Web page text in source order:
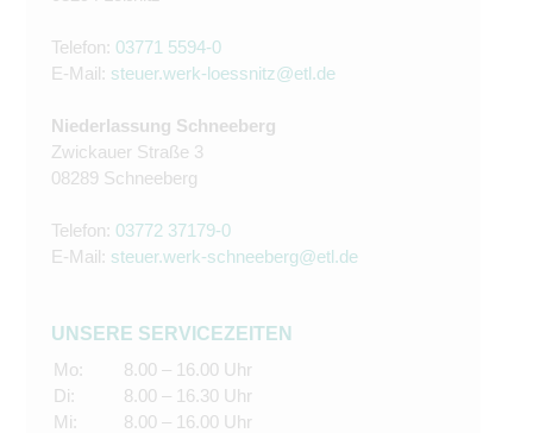
Telefon: 03771 5594-0
E-Mail: steuer.werk-loessnitz@etl.de
Niederlassung Schneeberg
Zwickauer Straße 3
08289 Schneeberg
Telefon: 03772 37179-0
E-Mail: steuer.werk-schneeberg@etl.de
UNSERE SERVICEZEITEN
Mo:
Di:
Mi:
8.00 – 16.00 Uhr
8.00 – 16.30 Uhr
8.00 – 16.00 Uhr